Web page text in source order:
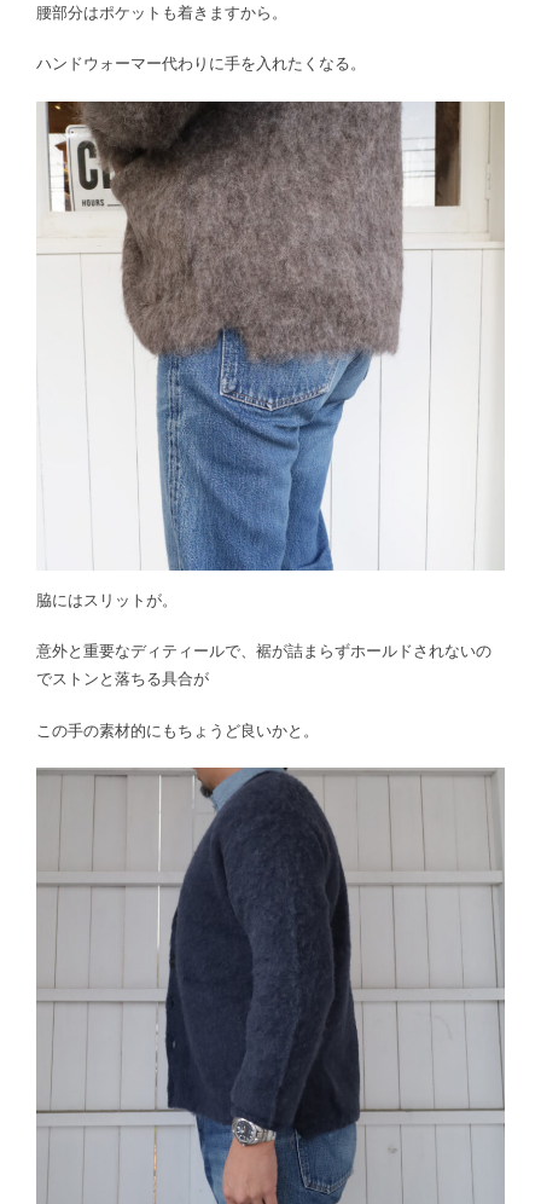
腰部分はポケットも着きますから。
ハンドウォーマー代わりに手を入れたくなる。
脇にはスリットが。
意外と重要なディティールで、裾が詰まらずホールドされないの
でストンと落ちる具合が
この手の素材的にもちょうど良いかと。